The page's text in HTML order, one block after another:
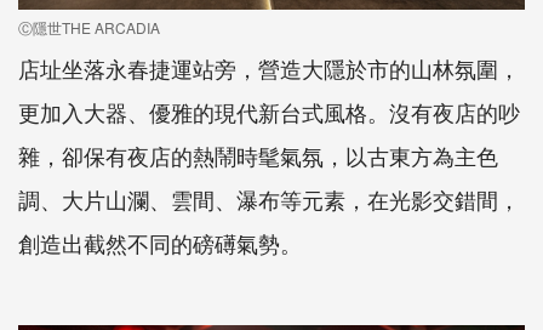
Ⓒ隱世THE ARCADIA
店址坐落永春捷運站旁，營造大隱於市的山林氛圍，
更加入大器、優雅的現代新台式風格。沒有夜店的吵
雜，卻保有夜店的熱鬧時髦氣氛，以古東方為主色
調、大片山瀾、雲間、瀑布等元素，在光影交錯間，
創造出截然不同的磅礡氣勢。